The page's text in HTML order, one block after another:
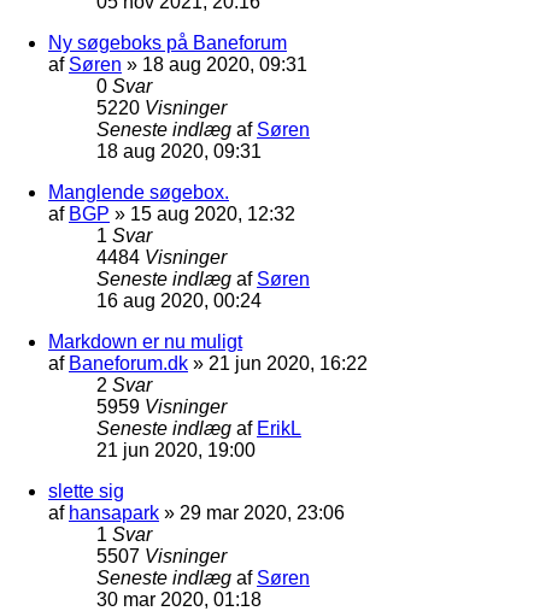
Ny søgeboks på Baneforum
af Søren » 18 aug 2020, 09:31
0 Svar
5220 Visninger
Seneste indlæg af Søren
18 aug 2020, 09:31
Manglende søgebox.
af BGP » 15 aug 2020, 12:32
1 Svar
4484 Visninger
Seneste indlæg af Søren
16 aug 2020, 00:24
Markdown er nu muligt
af Baneforum.dk » 21 jun 2020, 16:22
2 Svar
5959 Visninger
Seneste indlæg af ErikL
21 jun 2020, 19:00
slette sig
af hansapark » 29 mar 2020, 23:06
1 Svar
5507 Visninger
Seneste indlæg af Søren
30 mar 2020, 01:18